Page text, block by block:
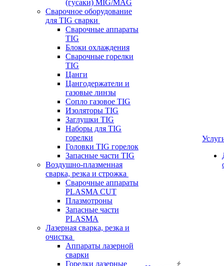
(гусаки) MIG/MAG
Сварочное оборудование
для TIG сварки
Сварочные аппараты
TIG
Блоки охлаждения
Сварочные горелки
TIG
Цанги
Цангодержатели и
газовые линзы
Сопло газовое TIG
Изоляторы TIG
Заглушки TIG
Наборы для TIG
горелки
Головки TIG горелок
Запасные части TIG
Воздушно-плазменная
сварка, резка и строжка
Сварочные аппараты
PLASMA CUT
Плазмотроны
Запасные части
PLASMA
Лазерная сварка, резка и
очистка
Аппараты лазерной
сварки
Горелки лазерные